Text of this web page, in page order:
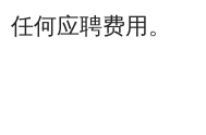
任何应聘费用。